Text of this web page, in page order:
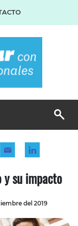
y su impacto
del 2019